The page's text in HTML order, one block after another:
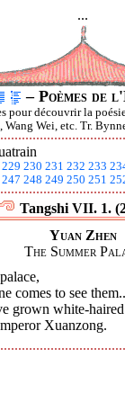
...
– Poèmes de
pour découvrir la
Wei, etc. Tr.
229 230 231 232 233
247 248 249 250 251
Tangshi VII. 1.
Yuan Zhen
The Summer
comes to see
grown white-haired
Xuanzong.